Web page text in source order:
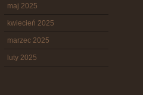
maj 2025
kwiecień 2025
marzec 2025
luty 2025